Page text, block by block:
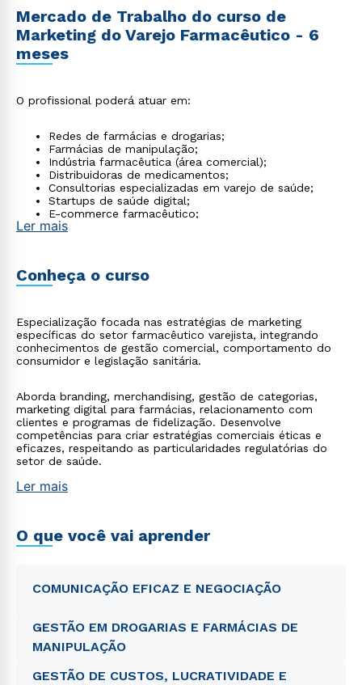
Mercado de Trabalho do curso de
Marketing do Varejo Farmacêutico - 6
meses
O profissional poderá atuar em:
Redes de farmácias e drogarias;
Farmácias de manipulação;
Indústria farmacêutica (área comercial);
Distribuidoras de medicamentos;
Consultorias especializadas em varejo de saúde;
Startups de saúde digital;
E-commerce farmacêutico;
É crescente também a demanda por profissionais
Ler mais
Conheça o curso
Especialização focada nas estratégias de marketing
específicas do setor farmacêutico varejista, integrando
conhecimentos de gestão comercial, comportamento do
consumidor e legislação sanitária.
Aborda branding, merchandising, gestão de categorias,
marketing digital para farmácias, relacionamento com
clientes e programas de fidelização. Desenvolve
competências para criar estratégias comerciais éticas e
eficazes, respeitando as particularidades regulatórias do
setor de saúde.
Ler mais
O que você vai aprender
COMUNICAÇÃO EFICAZ E NEGOCIAÇÃO
GESTÃO EM DROGARIAS E FARMÁCIAS DE
MANIPULAÇÃO
GESTÃO DE CUSTOS, LUCRATIVIDADE E